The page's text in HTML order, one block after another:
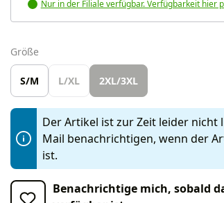
Nur in der Filiale verfügbar. Verfügbarkeit hier
Größeauswählen
S/M L/XL 2XL/3XL
Der Artikel ist zur Zeit leider nicht
Mail benachrichtigen, wenn der
ist.
Benachrichtige mich, sobald